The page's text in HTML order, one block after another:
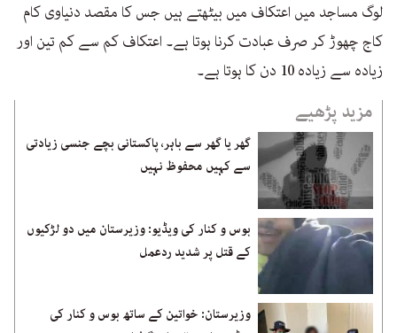
لوگ مساجد میں اعتکاف میں بیٹھتے ہیں جس کا مقصد دنیاوی کام
کاج چھوڑ کر صرف عبادت کرنا ہوتا ہے۔ اعتکاف کم سے کم تین اور
زیادہ سے زیادہ 10 دن کا ہوتا ہے۔
مزید پڑھیے
گھر یا گھر سے باہر، پاکستانی بچے جنسی زیادتی
سے کہیں محفوظ نہیں
بوس و کنار کی ویڈیو: وزیرستان میں دو لڑکیوں
کے قتل پر شدید ردعمل
وزیرستان: خواتین کے ساتھ بوس و کنار کی